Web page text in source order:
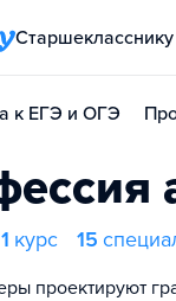
к ЕГЭ и ОГЭ
1 курс 15
проектируют